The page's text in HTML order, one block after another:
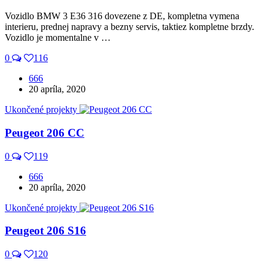
Vozidlo BMW 3 E36 316 dovezene z DE, kompletna vymena
interieru, prednej napravy a bezny servis, taktiez kompletne brzdy.
Vozidlo je momentalne v …
0
116
666
20 apríla, 2020
Ukončené projekty
Peugeot 206 CC
0
119
666
20 apríla, 2020
Ukončené projekty
Peugeot 206 S16
0
120